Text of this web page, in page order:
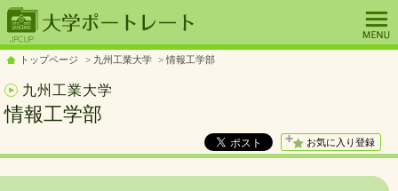
トップページ 九州工業大学 情報工学部
九州工業大学
情報工学部
お気に入り登録